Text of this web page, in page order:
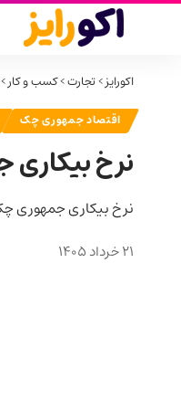
اکورایز>تجارت>کسب و کار>
اقتصاد جمهوری چک
نرخ
نرخ بیکاری جمهوری چک در ماه مه ۲۰۲۶ به ۴/۸ درصد کاهش یافت و به
21 خرداد 1405